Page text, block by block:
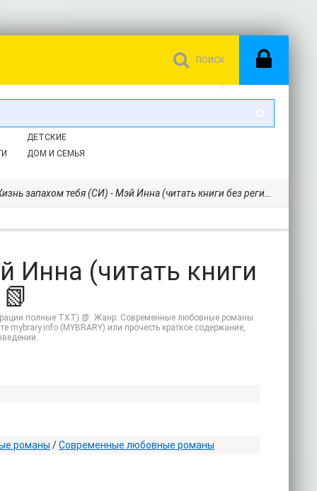
ДЕТСКИЕ
ДОМ И СЕМЬЯ
запахом тебя (СИ) - Мэй Инна (читать книги без регистрации полные TXT) 📗
Инна (читать книги
полные TXT) 📗. Жанр: Современные любовные романы.
mybrary.info (MYBRARY) или прочесть краткое содержание,
романы /Современные любовные романы